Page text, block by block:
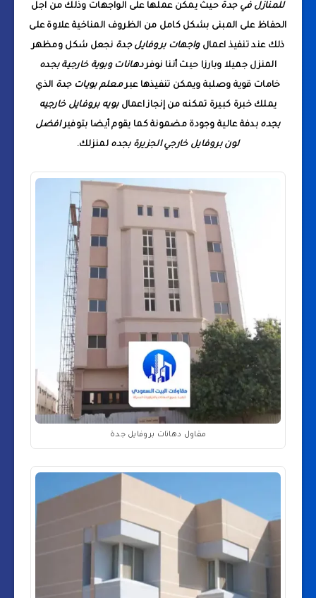
للمنازل في جدة حيث يمكن عملها على الواجهات وذلك من اجل
الحفاظ على المبنى بشكل كامل من الظروف المناخية علاوة على
ذلك عند تنفيذ اعمالواجهات بروفايل جدة نجعل شكل ومظهر
المنزل جميلا وبارزا حيث أننا نوفردهانات وبوية خارجية بجده
خامات قوية وصلبة ويمكن تنفيذها عبرمعلم بويات جدة الذي
يملك خبرة كبيرة تمكنه من إنجاز اعمالبويه بروفايل خارجيه
بجده بدفة عالية وجودة مضمونة كما يقوم أيضا بتوفيرافضل
لون بروفايل خارجي الجزيرة بجده لمنزلك.
مقاول دهانات بروفايل جدة